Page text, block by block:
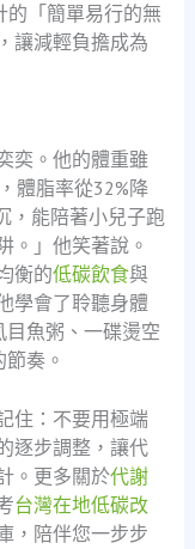
的「簡單易行的無
讓減輕負擔成為
奕。他的體重雖
體脂率從32%降
，能陪著小兒子跑
。」他笑著說。
衡的低碳飲食與
學會了聆聽身體
魚粥、一碟燙空
奏。
住：不要用極端
逐步調整，讓代
。更多關於代謝
台灣在地低碳改
，陪伴您一步步